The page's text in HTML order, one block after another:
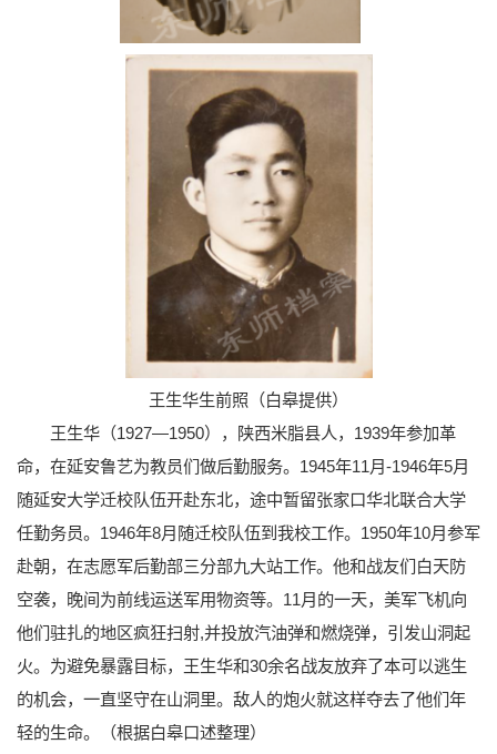
王生华生前照（白皋提供）
王生华（1927—1950），陕西米脂县人，1939年参加革
命，在延安鲁艺为教员们做后勤服务。1945年11月-1946年5月
随延安大学迁校队伍开赴东北，途中暂留张家口华北联合大学
任勤务员。1946年8月随迁校队伍到我校工作。1950年10月参军
赴朝，在志愿军后勤部三分部九大站工作。他和战友们白天防
空袭，晚间为前线运送军用物资等。11月的一天，美军飞机向
他们驻扎的地区疯狂扫射,并投放汽油弹和燃烧弹，引发山洞起
火。为避免暴露目标，王生华和30余名战友放弃了本可以逃生
的机会，一直坚守在山洞里。敌人的炮火就这样夺去了他们年
轻的生命。（根据白皋口述整理）